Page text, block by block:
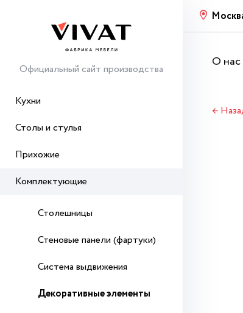
Официальный сайт производства
Кухни
Столы и стулья
Прихожие
Комплектующие
Столешницы
Стеновые панели (фартуки)
Система выдвижения
Декоративные элементы
О нас
←